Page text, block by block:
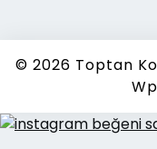
© 2026 Toptan